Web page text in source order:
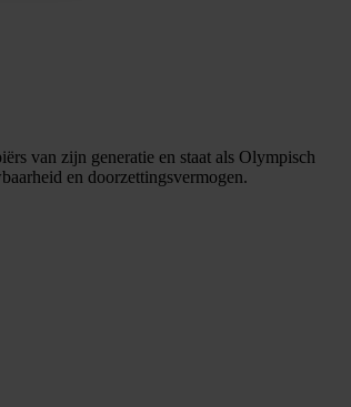
van zijn generatie en staat als Olympisch
en doorzettingsvermogen.